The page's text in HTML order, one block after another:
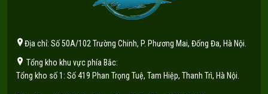
Địa chỉ: Số 50A/102 Trường Chinh, P. Phương Mai, Đống Đa, Hà Nội.
Tổng kho khu vực phía Bắc:
Tổng kho số 1: Số 419 Phan Trọng Tuệ, Tam Hiệp, Thanh Trì, Hà Nội.